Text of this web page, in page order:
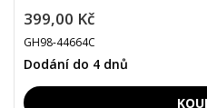
399,00 Kč
GH98-44664C
Dodání do 4 dnů